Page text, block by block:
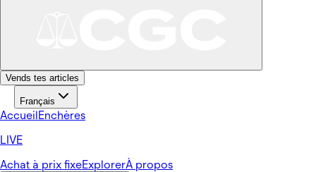
Vends tes articles
Français
AccueilEnchères
LIVE
Achat à prix fixeExplorerÀ propos